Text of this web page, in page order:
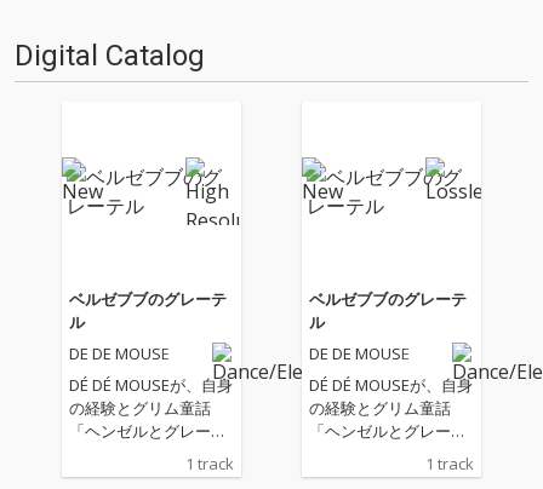
Digital Catalog
ベルゼブブのグレーテ
ル
DE DE MOUSE
DÉ DÉ MOUSEが、自身
の経験とグリム童話
「ヘンゼルとグレーテ
ル」を題材にしたダー
クメルヘンボカロ『ベ
1 track
ベルゼブブのグレーテ
ル
DE DE MOUSE
DÉ DÉ MOUSEが、自身
の経験とグリム童話
「ヘンゼルとグレーテ
ル」を題材にしたダー
クメルヘンボカロ『ベ
1 track